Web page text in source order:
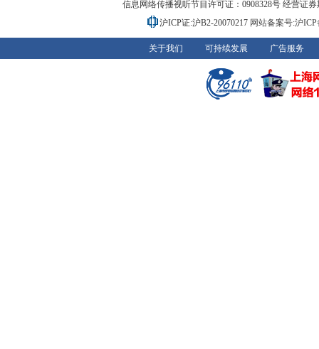
信息网络传播视听节目许可证：0908328号 经营证
沪ICP证:沪B2-20070217 网站备案号:沪
关于我们 可持续发展 广告服务